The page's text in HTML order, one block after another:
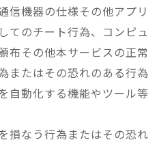
信機器の仕様その他アプリ
てのチート行為、コンピュ
布その他本サービスの正常
またはその恐れのある行為
自動化する機能やツール等
損なう行為またはその恐れ